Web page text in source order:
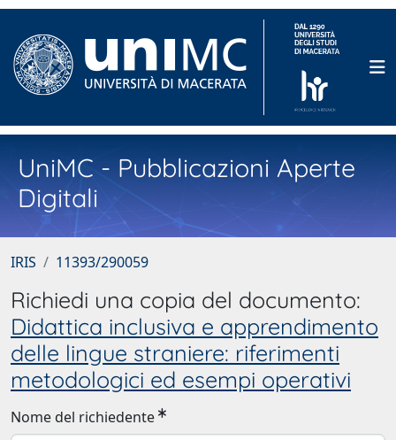
UniMC - Pubblicazioni Aperte
Digitali
IRIS 11393/290059
Richiedi una copia del documento:
Didattica inclusiva e apprendimento
delle lingue straniere: riferimenti
metodologici ed esempi operativi
Nome del richiedente